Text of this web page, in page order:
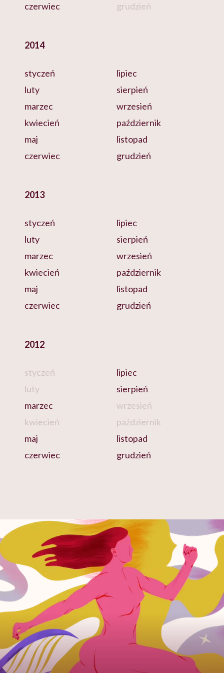
czerwiec
grudzień
2014
styczeń
luty
marzec
kwiecień
maj
czerwiec
lipiec
sierpień
wrzesień
październik
listopad
grudzień
2013
styczeń
luty
marzec
kwiecień
maj
czerwiec
lipiec
sierpień
wrzesień
październik
listopad
grudzień
2012
styczeń
luty
marzec
kwiecień
maj
czerwiec
lipiec
sierpień
wrzesień
październik
listopad
grudzień